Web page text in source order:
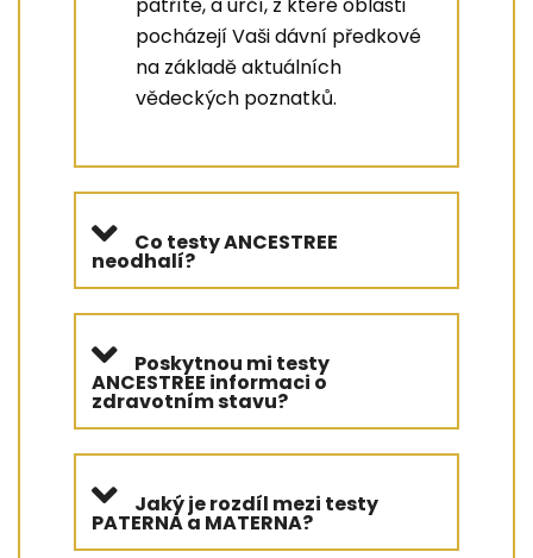
pocházejí Vaši dávní předkové
na základě aktuálních
vědeckých poznatků.
Co testy ANCESTREE
neodhalí?
Poskytnou mi testy
ANCESTREE informaci o
zdravotním stavu?
Jaký je rozdíl mezi testy
PATERNA a MATERNA?